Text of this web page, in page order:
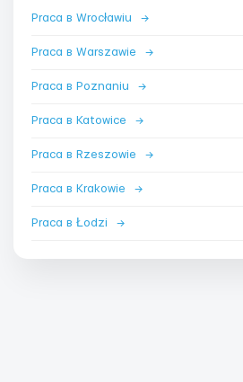
Praca в Wrocławiu →
Praca в Warszawie →
Praca в Poznaniu →
Praca в Katowice →
Praca в Rzeszowie →
Praca в Krakowie →
Praca в Łodzi →